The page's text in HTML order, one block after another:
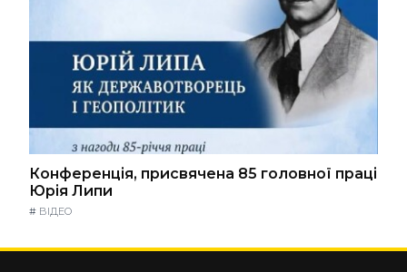
Конференція, присвячена 85 головної праці
Юрія Липи
# ВІДЕО